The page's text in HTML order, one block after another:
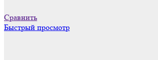
Сравнить
Быстрый просмотр